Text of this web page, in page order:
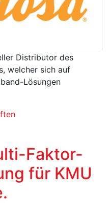
Distributor des
welcher sich auf
Lösungen
Faktor-
für KMU